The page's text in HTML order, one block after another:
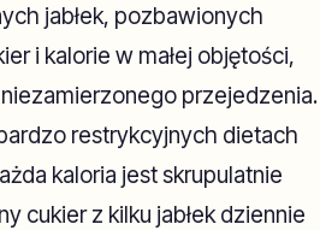
jabłek, pozbawionych
i kalorie w małej objętości,
przejedzenia.
restrykcyjnych dietach
kaloria jest skrupulatnie
cukier z kilku jabłek dziennie